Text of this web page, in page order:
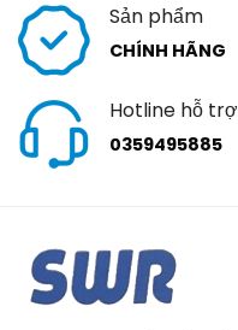
Sản phẩm
CHÍNH HÃNG
Hotline hỗ trợ
0359495885